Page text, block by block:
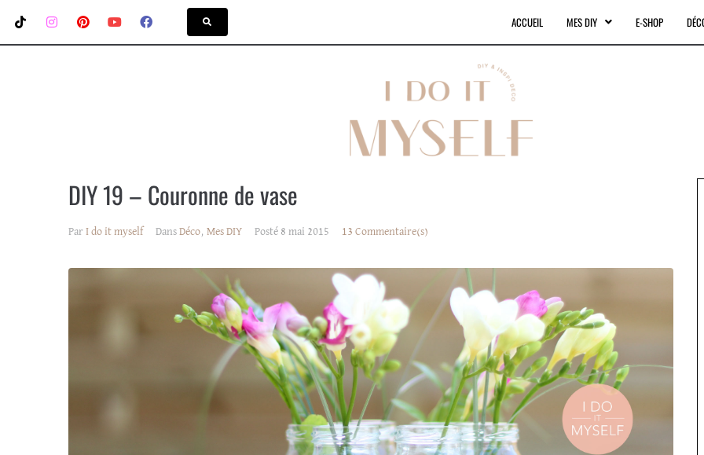
ACCUEIL MES DIY E-SHOP
DIY 19 – Couronne de vase
Par I do it myself Dans Déco, Mes DIY Posté 8 mai 2015 13 Commentaire(s)